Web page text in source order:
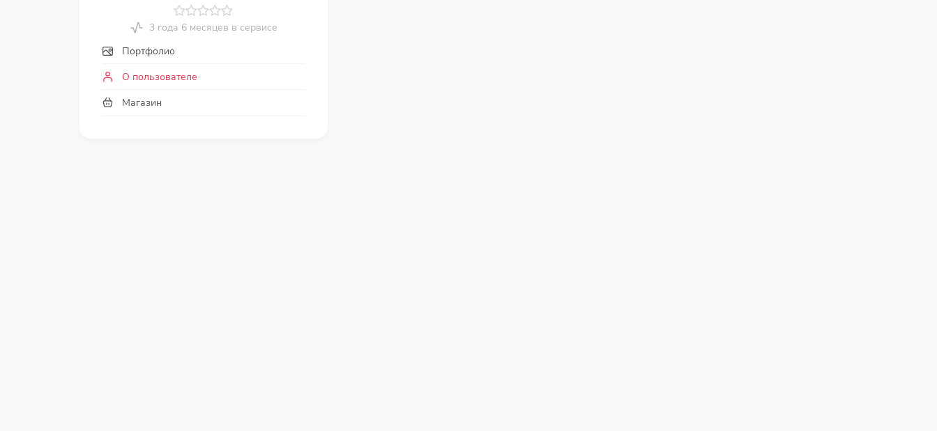
3 года 6 месяцев в сервисе
Портфолио
О пользователе
Магазин